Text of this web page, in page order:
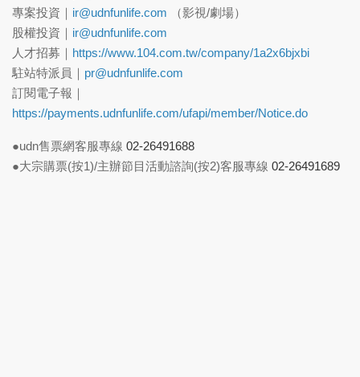
專案投資｜ ir@udnfunlife.com （影視/劇場）
股權投資｜ ir@udnfunlife.com
人才招募｜ https://www.104.com.tw/company/1a2x6bjxbi
駐站特派員｜ pr@udnfunlife.com
訂閱電子報｜
https://payments.udnfunlife.com/ufapi/member/Notice.do
●udn售票網客服專線 02-26491688
●大宗購票(按1)/主辦節目活動諮詢(按2)客服專線 02-26491689